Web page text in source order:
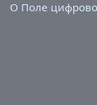
О Поле